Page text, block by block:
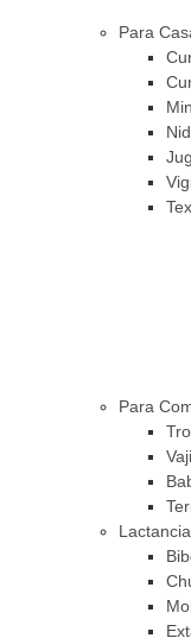
Para
Para
Lactancia